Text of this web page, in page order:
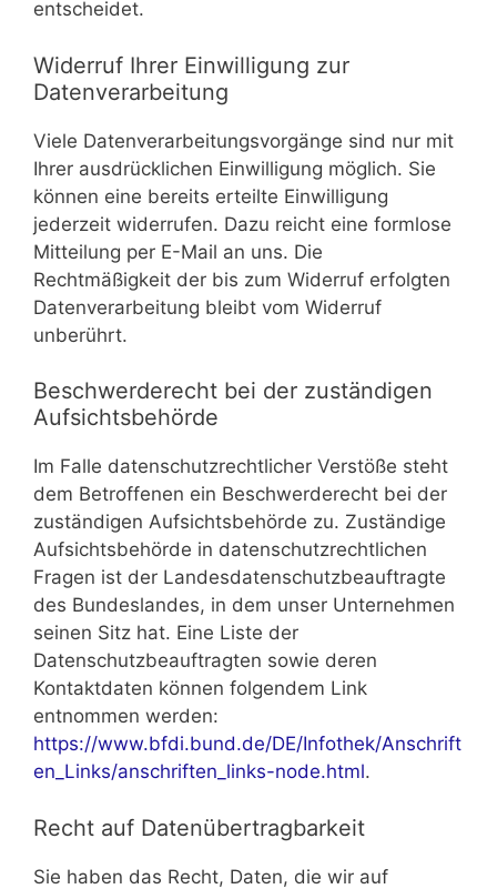
entscheidet.
Widerruf Ihrer Einwilligung zur
Datenverarbeitung
Viele Datenverarbeitungsvorgänge sind nur mit
Ihrer ausdrücklichen Einwilligung möglich. Sie
können eine bereits erteilte Einwilligung
jederzeit widerrufen. Dazu reicht eine formlose
Mitteilung per E-Mail an uns. Die
Rechtmäßigkeit der bis zum Widerruf erfolgten
Datenverarbeitung bleibt vom Widerruf
unberührt.
Beschwerderecht bei der zuständigen
Aufsichtsbehörde
Im Falle datenschutzrechtlicher Verstöße steht
dem Betroffenen ein Beschwerderecht bei der
zuständigen Aufsichtsbehörde zu. Zuständige
Aufsichtsbehörde in datenschutzrechtlichen
Fragen ist der Landesdatenschutzbeauftragte
des Bundeslandes, in dem unser Unternehmen
seinen Sitz hat. Eine Liste der
Datenschutzbeauftragten sowie deren
Kontaktdaten können folgendem Link
entnommen werden:
https://www.bfdi.bund.de/DE/Infothek/Anschrift
en_Links/anschriften_links-node.html.
Recht auf Datenübertragbarkeit
Sie haben das Recht, Daten, die wir auf